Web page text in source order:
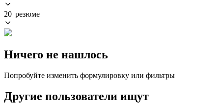
20 резюме
Ничего не нашлось
Попробуйте изменить формулировку или фильтры
Другие пользователи ищут